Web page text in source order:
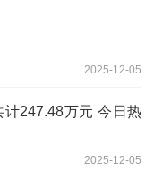
2025-12-05
247.48万元 今日热
2025-12-05